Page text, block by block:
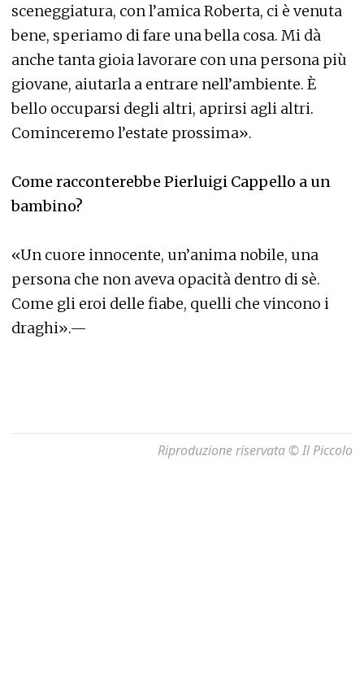
sceneggiatura, con l’amica Roberta, ci è venuta
bene, speriamo di fare una bella cosa. Mi dà
anche tanta gioia lavorare con una persona più
giovane, aiutarla a entrare nell’ambiente. È
bello occuparsi degli altri, aprirsi agli altri.
Cominceremo l’estate prossima».
Come racconterebbe Pierluigi Cappello a un
bambino?
«Un cuore innocente, un’anima nobile, una
persona che non aveva opacità dentro di sè.
Come gli eroi delle fiabe, quelli che vincono i
draghi».—
Riproduzione riservata © Il Piccolo